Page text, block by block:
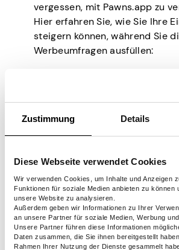
Zustimmung Details
Diese Webseite verwendet Cookies
Wir verwenden Cookies, um Inhalte und Anzeigen
Funktionen für soziale Medien anbieten zu können
unsere Website zu analysieren.
Außerdem geben wir Informationen zu Ihrer
an unsere Partner für soziale Medien, Werbung
Unsere Partner führen diese Informationen
Daten zusammen, die Sie ihnen bereitgestellt
Rahmen Ihrer Nutzung der Dienste gesammelt
vergessen, mit Pawns.app zu
Hier erfahren Sie, wie Sie Ihre
steigern können, während Sie
Werbeumfragen ausfüllen:
Auf diese Weise können Sie
Bandbreite von zu Hause oder
Einkommen verkaufen.
Laden Sie mehr
Pawns.app ein
Der bevorstehende rosa
mit dem großzügigen Bonus